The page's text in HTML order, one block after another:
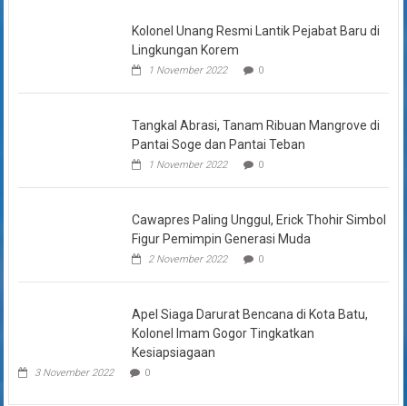
Kolonel Unang Resmi Lantik Pejabat Baru di
Lingkungan Korem
1 November 2022 0
Tangkal Abrasi, Tanam Ribuan Mangrove di
Pantai Soge dan Pantai Teban
1 November 2022 0
Cawapres Paling Unggul, Erick Thohir Simbol
Figur Pemimpin Generasi Muda
2 November 2022 0
Apel Siaga Darurat Bencana di Kota Batu,
Kolonel Imam Gogor Tingkatkan
Kesiapsiagaan
3 November 2022 0